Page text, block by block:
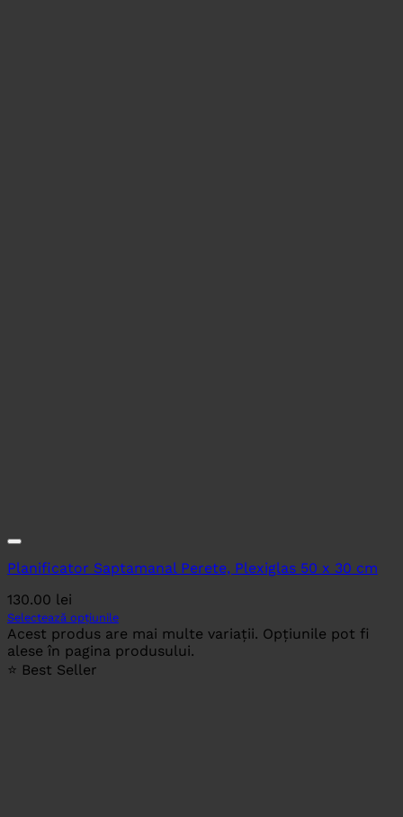
Planificator Saptamanal Perete, Plexiglas 50 x 30 cm
130.00 lei
Selectează opțiunile
Acest produs are mai multe variații. Opțiunile pot fi
alese în pagina produsului.
⭐ Best Seller